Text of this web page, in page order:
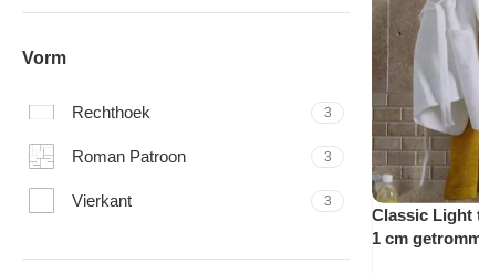
Vorm
Rechthoek 3
Roman Patroon 3
Vierkant 3
Classic Light
1 cm